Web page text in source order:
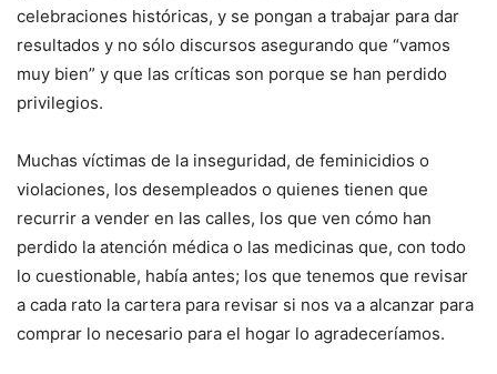
celebraciones históricas, y se pongan a trabajar para dar
resultados y no sólo discursos asegurando que “vamos
muy bien” y que las críticas son porque se han perdido
privilegios.
Muchas víctimas de la inseguridad, de feminicidios o
violaciones, los desempleados o quienes tienen que
recurrir a vender en las calles, los que ven cómo han
perdido la atención médica o las medicinas que, con todo
lo cuestionable, había antes; los que tenemos que revisar
a cada rato la cartera para revisar si nos va a alcanzar para
comprar lo necesario para el hogar lo agradeceríamos.